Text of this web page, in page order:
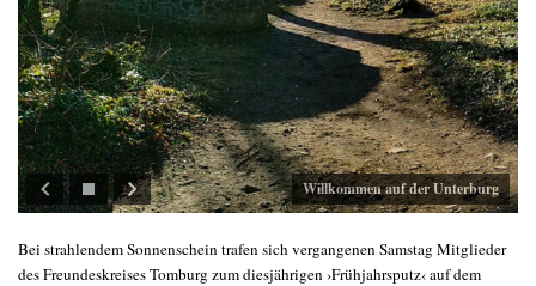
Willkommen auf der Unterburg
Bei strahlendem Sonnenschein trafen sich vergangenen Samstag Mitglieder
des Freundeskreises Tomburg zum diesjährigen ›Frühjahrsputz‹ auf dem